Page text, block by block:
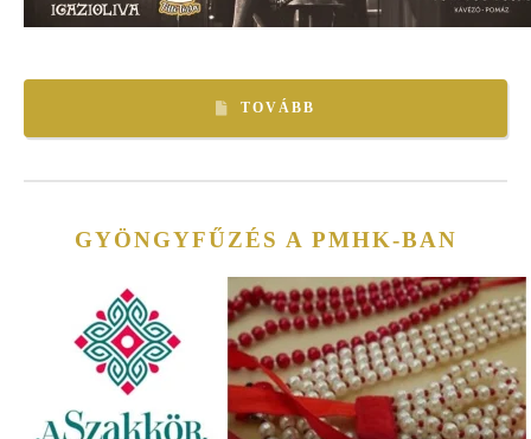
TOVÁBB
GYÖNGYFŰZÉS A PMHK-BAN